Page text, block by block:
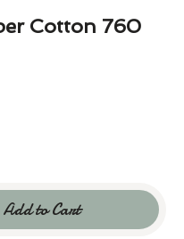
Cotton 760
Add to Cart